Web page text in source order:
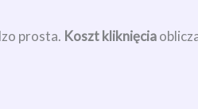
prosta. Koszt kliknięcia